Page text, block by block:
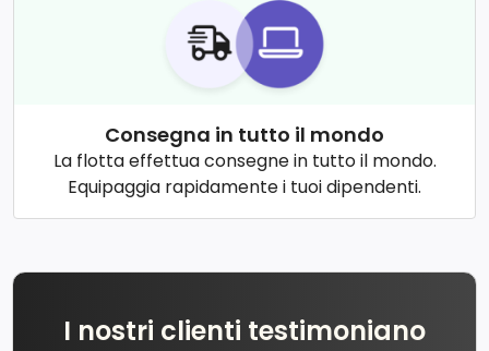
Consegna in tutto il mondo
La flotta effettua consegne in tutto il mondo.
Equipaggia rapidamente i tuoi dipendenti.
I nostri clienti testimoniano